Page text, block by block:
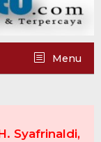
Menu
Syafrinaldi,